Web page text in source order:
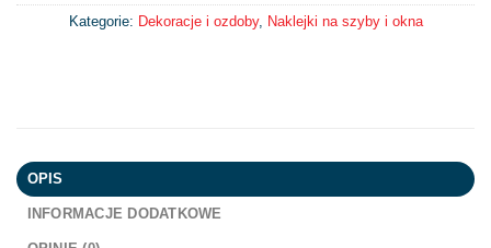
Kategorie: Dekoracje i ozdoby, Naklejki na szyby i okna
OPIS
INFORMACJE DODATKOWE